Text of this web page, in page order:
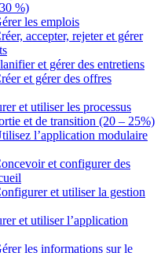
%)
les emplois
accepter, rejeter et gérer
et gérer des entretiens
et gérer des offres
et utiliser les processus
et de transition (20 – 25%)
l’application modulaire
et configurer des
et utiliser la gestion
et utiliser l’application
les informations sur le